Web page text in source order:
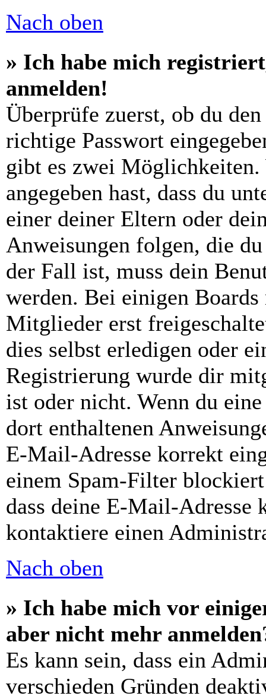
Nach oben
» Ich habe mich
anmelden!
Überprüfe zuerst, ob du
richtige Passwort
gibt es zwei
angegeben hast, dass du
einer deiner Eltern oder
Anweisungen folgen, die
der Fall ist, muss dein
werden. Bei einigen Boards
Mitglieder erst
dies selbst erledigen oder
Registrierung wurde dir
ist oder nicht. Wenn du
dort enthaltenen
E-Mail-Adresse korrekt
einem Spam-Filter
dass deine E-Mail-Adresse
kontaktiere einen
Nach oben
» Ich habe mich vor
aber nicht mehr
Es kann sein, dass ein
verschieden Gründen